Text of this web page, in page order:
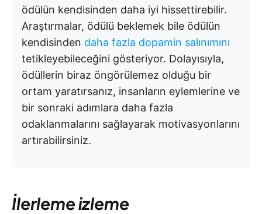
ödülün kendisinden daha iyi hissettirebilir.
Araştırmalar, ödülü beklemek bile ödülün
kendisinden daha fazla dopamin salınımını
tetikleyebileceğini gösteriyor. Dolayısıyla,
ödüllerin biraz öngörülemez olduğu bir
ortam yaratırsanız, insanların eylemlerine ve
bir sonraki adımlara daha fazla
odaklanmalarını sağlayarak motivasyonlarını
artırabilirsiniz.
İlerleme izleme